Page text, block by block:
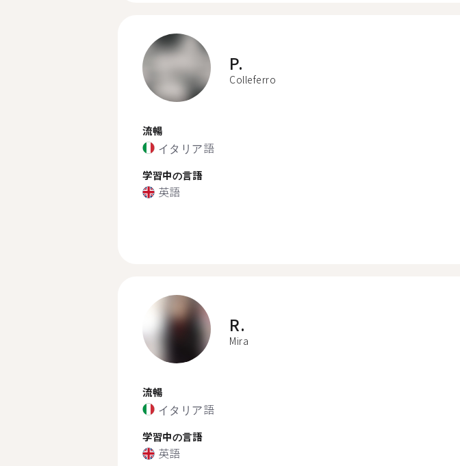
P.
Colleferro
流暢
イタリア語
学習中の言語
英語
R.
Mira
流暢
イタリア語
学習中の言語
英語